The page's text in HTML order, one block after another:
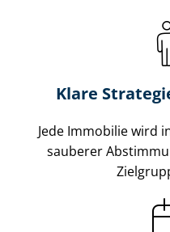
Klare
Jede Immobilie wird
sauberer